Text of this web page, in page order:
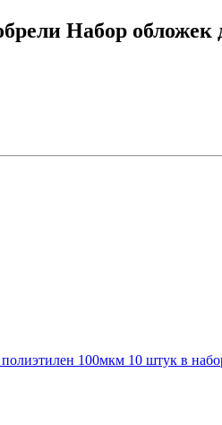
Набор
100мкм 10 штук в